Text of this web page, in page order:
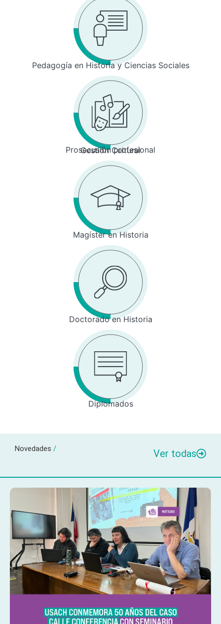
Pedagogía en Historia y Ciencias Sociales
Prosecusión profesional
Gestión Cultural
Magíster en Historia
Doctorado en Historia
Diplomados
Novedades / Ver todas